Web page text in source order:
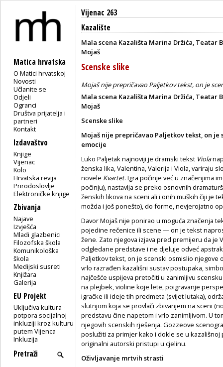
Matica hrvatska
O Matici hrvatskoj
Novosti
Učlanite se
Odjeli
Ogranci
Društva prijatelja i
partneri
Kontakt
Izdavaštvo
Knjige
Vijenac
Kolo
Hrvatska revija
Prirodoslovlje
Elektroničke knjige
Zbivanja
Najave
Izvješća
Mladi glazbenici
Filozofska škola
Komunikološka
škola
Medijski susreti
Knjižara
Galerija
EU Projekt
Uključiva kultura -
potpora socijalnoj
inkluziji kroz kulturu
putem Vijenca
Inkluzija
Vijenac 263
Kazalište
Mala scena Kazališta Marina Držića, Teatar
Mojaš
Scenske slike
Mojaš nije prepričavao Paljetkov tekst, on je
Mala scena Kazališta Marina Držića, Teatar
Mojaš
Scenske slike
Mojaš nije prepričavao Paljetkov tekst, on je
emocije
Luko Paljetak najnoviji je dramski tekst Viola
ženska lika, Valentina, Valerija i Viola, variraju
novele Kvartet. Igra počinje već u značenjima
počinju), nastavlja se preko osnovnih
ženskih likova na sceni ali i onih muških čiji je
možda i još ponešto), do forme, nevjerojatno
Davor Mojaš nije ponirao u moguća značenja
pojedine rečenice ili scene — on je tekst
žene. Zato njegova izjava pred premijeru da je
odgledane predstave i ne djeluje odveć
Paljetkov tekst, on je scenski osmislio njegove
vrlo razrađen kazališni sustav postupaka,
najčešće uspijeva pretočiti u zanimljivu
na plejbek, violine koje lete, poigravanje
igračke ili ideje tih predmeta (svijet lutaka),
slutnjom koja se provlači zbivanjem na sceni
predstavu čine napetom i vrlo zanimljivom. U
njegovih scenskih rješenja. Gozzeove
poslužiti za primjer kako i dokle se u
originalni autorski pristupi u cjelinu.
Oživljavanje mrtvih strasti